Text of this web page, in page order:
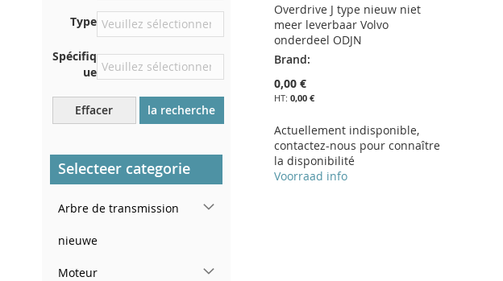
Overdrive J type nieuw niet
meer leverbaar Volvo
onderdeel ODJN
Brand:
0,00 €
0,00 €
Actuellement indisponible,
contactez-nous pour connaître
la disponibilité
Voorraad info
Ajouter au panier
Centrer contre la cloison
sous le capot
Directement dans le
compartiment moteur
tableau de bord
Type
Spécifiq
ue
Effacer la recherche
Selecteer categorie
Arbre de transmission
nieuwe
Moteur